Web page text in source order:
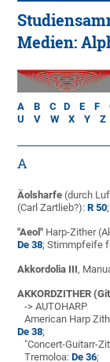
Medien:
A B C D E F
U
V W X Y Z
A
Äolsharfe (durch
(Carl Zartlieb?):R 50;
"Aeol" Harp-Zither
De 38; Stimmpfeife
Akkordolia III,
AKKORDZITHER
-> AUTOHARP
American Harp
De 38;
"Concert-Guitarr-
Tremoloa:De 36;